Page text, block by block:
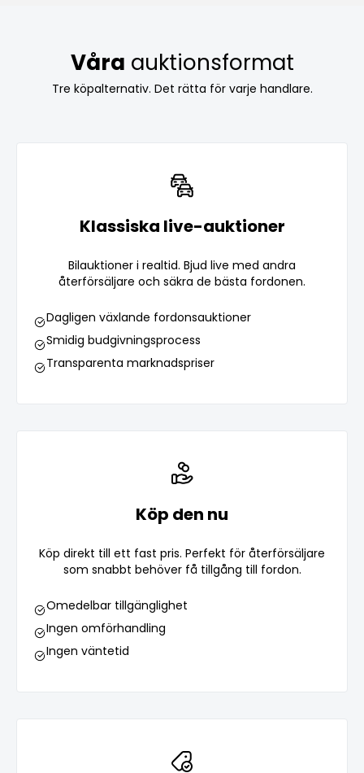
Våra auktionsformat
Tre köpalternativ. Det rätta för varje handlare.
Klassiska live-auktioner
Bilauktioner i realtid. Bjud live med andra
återförsäljare och säkra de bästa fordonen.
Dagligen växlande fordonsauktioner
Smidig budgivningsprocess
Transparenta marknadspriser
Köp den nu
Köp direkt till ett fast pris. Perfekt för återförsäljare
som snabbt behöver få tillgång till fordon.
Omedelbar tillgänglighet
Ingen omförhandling
Ingen väntetid